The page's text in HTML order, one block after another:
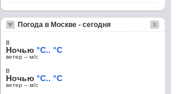
Погода в Москве - сегодня
в
Ночью °C.. °C
ветер – м/c
в
Ночью °C.. °C
ветер – м/c